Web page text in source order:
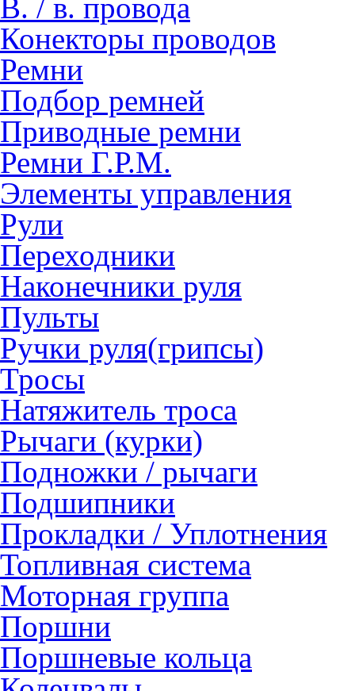
В. / в. провода
Конекторы проводов
Ремни
Подбор ремней
Приводные ремни
Ремни Г.Р.М.
Элементы управления
Рули
Переходники
Наконечники руля
Пульты
Ручки руля(грипсы)
Тросы
Натяжитель троса
Рычаги (курки)
Подножки / рычаги
Подшипники
Прокладки / Уплотнения
Топливная система
Моторная группа
Поршни
Поршневые кольца